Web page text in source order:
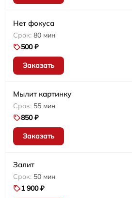
Нет фокуса
80 мин
500 ₽
Заказать
Мылит картинку
55 мин
850 ₽
Заказать
Залит
50 мин
1 900 ₽